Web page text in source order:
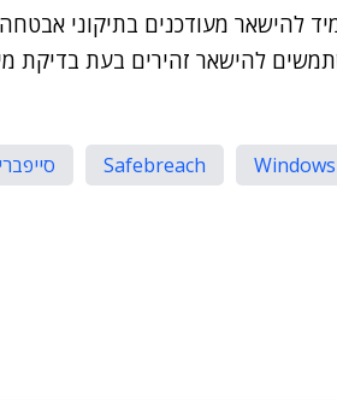
להישאר מעודכנים בתיקוני
להישאר זהירים בעת בדיקת
Windows
Safebreach